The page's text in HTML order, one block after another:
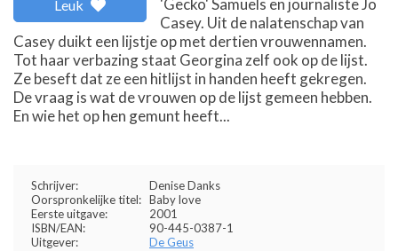
Leuk
Casey. Uit de nalatenschap van
Casey duikt een lijstje op met dertien vrouwennamen.
Tot haar verbazing staat Georgina zelf ook op de lijst.
Ze beseft dat ze een hitlijst in handen heeft gekregen.
De vraag is wat de vrouwen op de lijst gemeen hebben.
En wie het op hen gemunt heeft...
Schrijver:
Denise Danks
Oorspronkelijke titel: Baby love
Eerste uitgave:
2001
ISBN/EAN:
90-445-0387-1
Uitgever:
De Geus